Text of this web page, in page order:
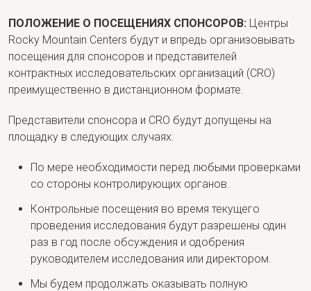
ПОЛОЖЕНИЕ О ПОСЕЩЕНИЯХ СПОНСОРОВ: Центры
Rocky Mountain Centers будут и впредь организовывать
посещения для спонсоров и представителей
контрактных исследовательских организаций (CRO)
преимущественно в дистанционном формате.
Представители спонсора и CRO будут допущены на
площадку в следующих случаях:
По мере необходимости перед любыми проверками
со стороны контролирующих органов.
Контрольные посещения во время текущего
проведения исследования будут разрешены один
раз в год после обсуждения и одобрения
руководителем исследования или директором.
Мы будем продолжать оказывать полную